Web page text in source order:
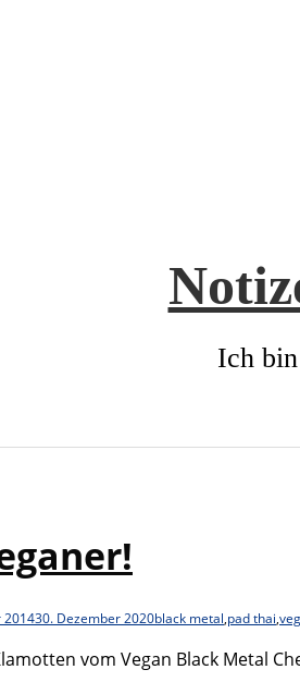
Ich
201430. Dezember 2020black metal,pad thai,
vom Vegan Black Metal